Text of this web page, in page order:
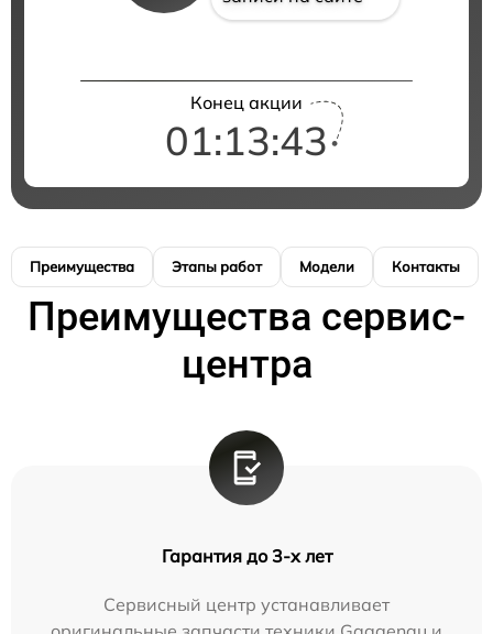
Конец акции
01:13:42
Преимущества Этапы работ Модели Контакты
Преимущества сервис-
центра
Гарантия до 3-х лет
Сервисный центр устанавливает